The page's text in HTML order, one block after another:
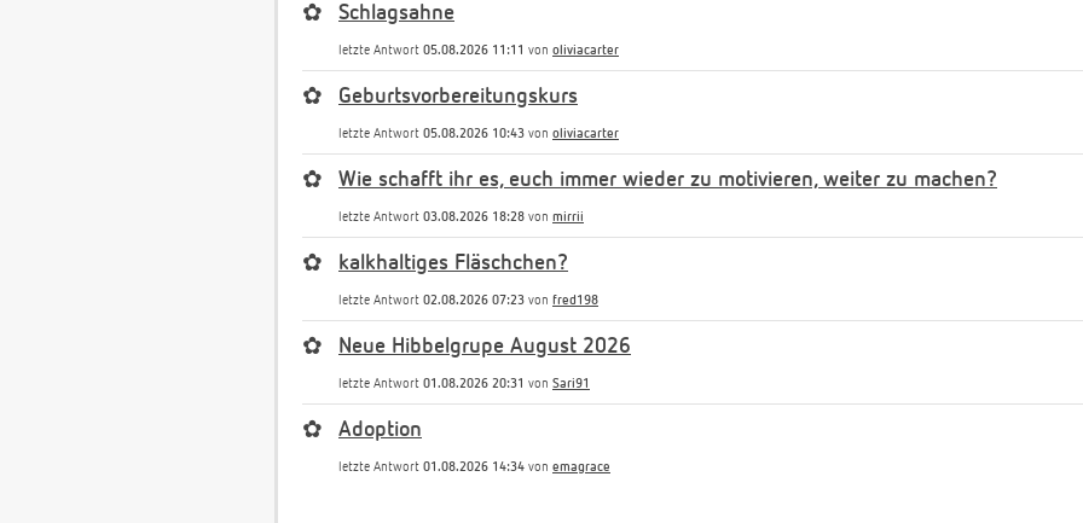
✿ Schlagsahne
letzte Antwort 05.08.2026 11:11 von oliviacarter
✿ Geburtsvorbereitungskurs
letzte Antwort 05.08.2026 10:43 von oliviacarter
✿ Wie schafft ihr es, euch immer wieder zu motivieren, weiter zu machen?
letzte Antwort 03.08.2026 18:28 von mirrii
✿ kalkhaltiges Fläschchen?
letzte Antwort 02.08.2026 07:23 von fred198
✿ Neue Hibbelgrupe August 2026
letzte Antwort 01.08.2026 20:31 von Sari91
✿ Adoption
letzte Antwort 01.08.2026 14:34 von emagrace